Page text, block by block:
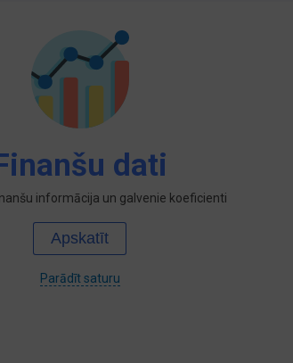
dati
informācija un galvenie koeficienti
Apskatīt
Parādīt saturu